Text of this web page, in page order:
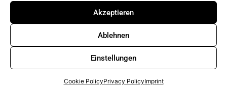
Akzeptieren
Ablehnen
Einstellungen
Cookie PolicyPrivacy PolicyImprint